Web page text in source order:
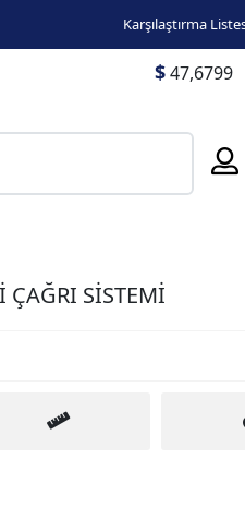
Karşılaştırma
$47,6799
ÇAĞRI SİSTEMİ